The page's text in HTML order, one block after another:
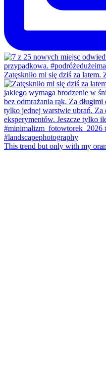
Zatęskniło mi się dziś za latem.
This trend but only with my